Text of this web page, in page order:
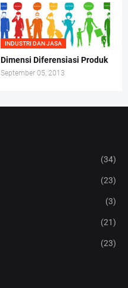
INDUSTRI DAN JASA
Dimensi Diferensiasi Produk
September 05, 2013
(34)
(23)
(3)
(21)
(23)